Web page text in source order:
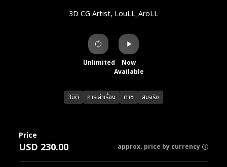
3D CG Artist, LouLL_AroLL
Unlimited
Now
Available
3มิติ การเล่าเรื่อง ดาซ สมจริง
Price
USD 230.00 approx. price by currency